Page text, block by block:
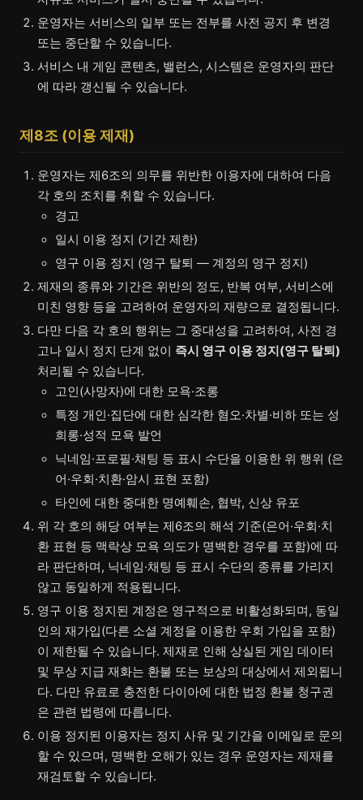
운영자는 서비스의 일부 또는 전부를 사전 공지 후 변경
또는 중단할 수 있습니다.
서비스 내 게임 콘텐츠, 밸런스, 시스템은 운영자의 판단
에 따라 갱신될 수 있습니다.
제8조 (이용 제재)
운영자는 제6조의 의무를 위반한 이용자에 대하여 다음
각 호의 조치를 취할 수 있습니다.
경고
일시 이용 정지 (기간 제한)
영구 이용 정지 (영구 탈퇴 — 계정의 영구 정지)
제재의 종류와 기간은 위반의 정도, 반복 여부, 서비스에
미친 영향 등을 고려하여 운영자의 재량으로 결정됩니다.
다만 다음 각 호의 행위는 그 중대성을 고려하여, 사전 경
고나 일시 정지 단계 없이 즉시 영구 이용 정지(영구 탈퇴)
처리될 수 있습니다.
고인(사망자)에 대한 모욕·조롱
특정 개인·집단에 대한 심각한 혐오·차별·비하 또는 성
희롱·성적 모욕 발언
닉네임·프로필·채팅 등 표시 수단을 이용한 위 행위 (은
어·우회·치환·암시 표현 포함)
타인에 대한 중대한 명예훼손, 협박, 신상 유포
위 각 호의 해당 여부는 제6조의 해석 기준(은어·우회·치
환 표현 등 맥락상 모욕 의도가 명백한 경우를 포함)에 따
라 판단하며, 닉네임·채팅 등 표시 수단의 종류를 가리지
않고 동일하게 적용됩니다.
영구 이용 정지된 계정은 영구적으로 비활성화되며, 동일
인의 재가입(다른 소셜 계정을 이용한 우회 가입을 포함)
이 제한될 수 있습니다. 제재로 인해 상실된 게임 데이터
및 무상 지급 재화는 환불 또는 보상의 대상에서 제외됩니
다. 다만 유료로 충전한 다이아에 대한 법정 환불 청구권
은 관련 법령에 따릅니다.
이용 정지된 이용자는 정지 사유 및 기간을 이메일로 문의
할 수 있으며, 명백한 오해가 있는 경우 운영자는 제재를
재검토할 수 있습니다.